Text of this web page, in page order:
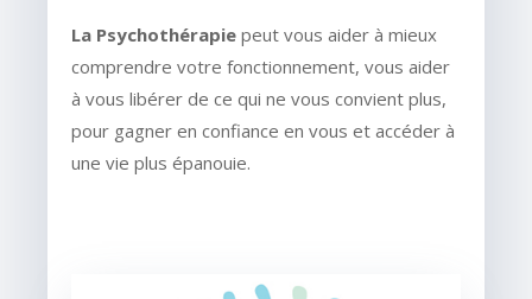
La Psychothérapie peut vous aider à mieux
comprendre votre fonctionnement, vous aider
à vous libérer de ce qui ne vous convient plus,
pour gagner en confiance en vous et accéder à
une vie plus épanouie.